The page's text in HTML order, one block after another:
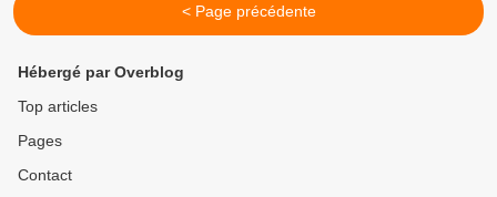
< Page précédente
Hébergé par Overblog
Top articles
Pages
Contact